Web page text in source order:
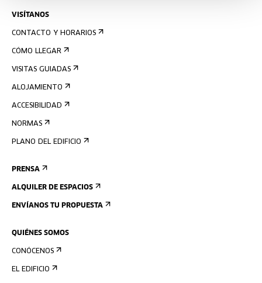
VISÍTANOS
CONTACTO Y HORARIOS
CÓMO LLEGAR
VISITAS GUIADAS
ALOJAMIENTO
ACCESIBILIDAD
NORMAS
PLANO DEL EDIFICIO
PRENSA
ALQUILER DE ESPACIOS
ENVÍANOS TU PROPUESTA
QUIÉNES SOMOS
CONÓCENOS
EL EDIFICIO